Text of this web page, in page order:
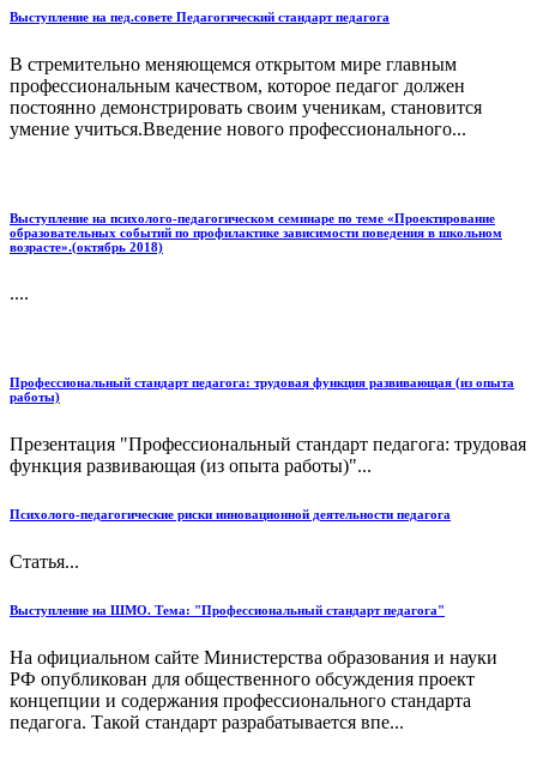
Выступление на пед.совете Педагогический стандарт педагога
В стремительно меняющемся открытом мире главным
профессиональным качеством, которое педагог должен
постоянно демонстрировать своим ученикам, становится
умение учиться.Введение нового профессионального...
Выступление на психолого-педагогическом семинаре по теме «Проектирование
образовательных событий по профилактике зависимости поведения в школьном
возрасте».(октябрь 2018)
....
Профессиональный стандарт педагога: трудовая функция развивающая (из опыта
работы)
Презентация "Профессиональный стандарт педагога: трудовая
функция развивающая (из опыта работы)"...
Психолого-педагогические риски инновационной деятельности педагога
Статья...
Выступление на ШМО. Тема: "Профессиональный стандарт педагога"
На официальном сайте Министерства образования и науки
РФ опубликован для общественного обсуждения проект
концепции и содержания профессионального стандарта
педагога. Такой стандарт разрабатывается впе...